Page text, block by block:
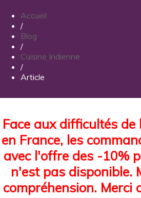
Accueil
/
Blog
/
Cuisine Indienne
/
Article
Face aux difficultés
en France, les
avec l'offre des -10%
n'est pas disponible.
compréhension. Merci